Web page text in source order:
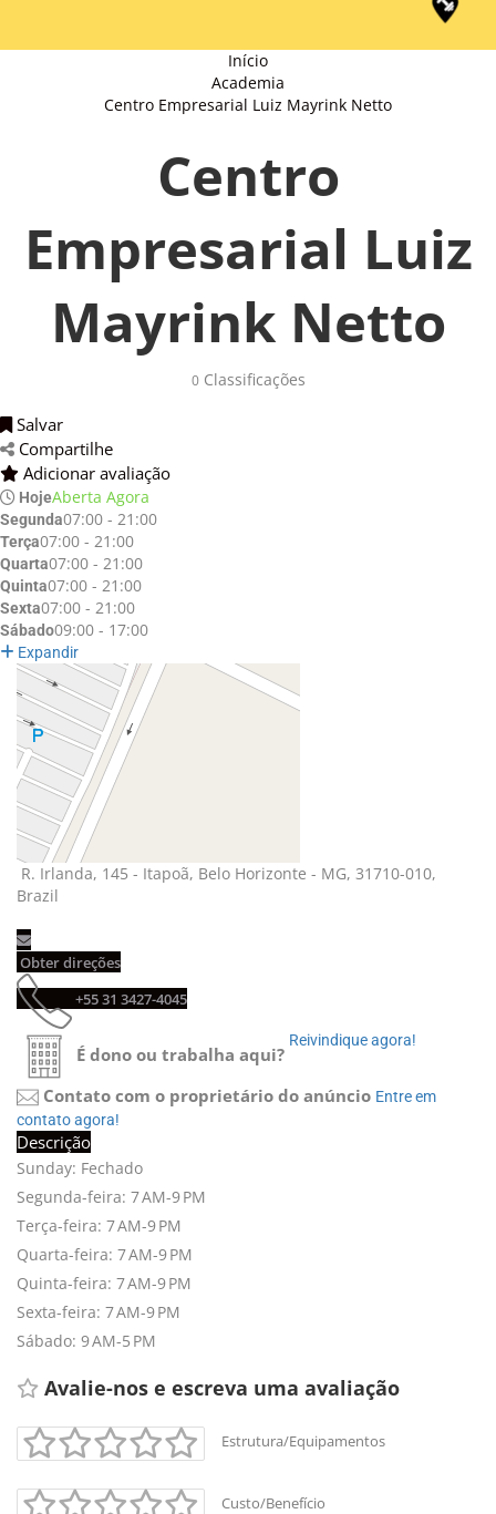
Início
Academia
Centro Empresarial Luiz Mayrink Netto
Centro
Empresarial Luiz
Mayrink Netto
0Classificações
Salvar
Compartilhe
Adicionar avaliação
HojeAberta Agora
Segunda07:00 - 21:00
Terça07:00 - 21:00
Quarta07:00 - 21:00
Quinta07:00 - 21:00
Sexta07:00 - 21:00
Sábado09:00 - 17:00
Expandir
R. Irlanda, 145 - Itapoã, Belo Horizonte - MG, 31710-010,
Brazil
Obter direções
+55 31 3427-4045
É dono ou trabalha aqui?
Reivindique agora!
Contato com o proprietário do anúncio Entre em
contato agora!
Descrição
Sunday: Fechado
Segunda-feira: 7 AM-9 PM
Terça-feira: 7 AM-9 PM
Quarta-feira: 7 AM-9 PM
Quinta-feira: 7 AM-9 PM
Sexta-feira: 7 AM-9 PM
Sábado: 9 AM-5 PM
Avalie-nos e escreva uma avaliação
Estrutura/Equipamentos
Custo/Benefício